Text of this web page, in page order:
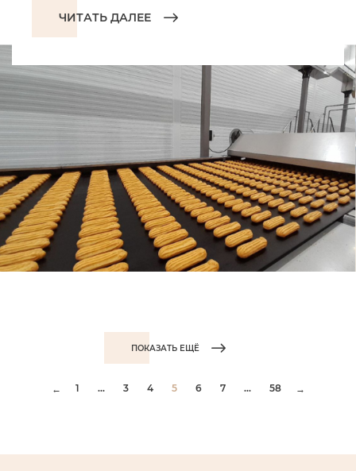
ЧИТАТЬ ДАЛЕЕ
ПОКАЗАТЬ ЕЩЁ
← 1 ... 3 4 5 6 7 ... 58 →